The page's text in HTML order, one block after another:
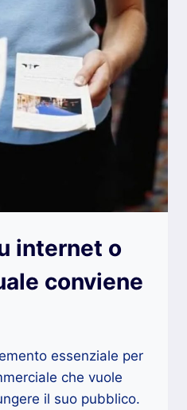
internet o
conviene
essenziale per
che vuole
il suo pubblico.